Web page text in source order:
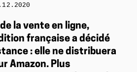
la vente en ligne,
française a décidé
: elle ne distribuera
Amazon. Plus